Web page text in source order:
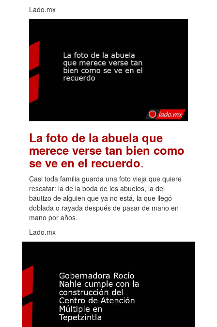
Lado.mx
La foto de la abuela que
merece verse tan bien como
se ve en el recuerdo.
Casi toda familia guarda una foto vieja que quiere
rescatar: la de la boda de los abuelos, la del
bautizo de alguien que ya no está, la que llegó
doblada o rayada después de pasar de mano en
mano por años.
Lado.mx